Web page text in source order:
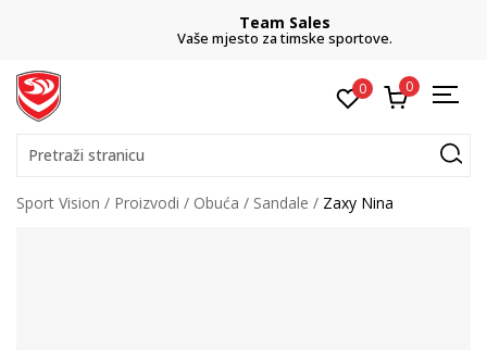
Team Sales
Vaše mjesto za timske sportove.
0 0
Pretraži stranicu
Sport Vision Proizvodi Obuća Sandale Zaxy Nina